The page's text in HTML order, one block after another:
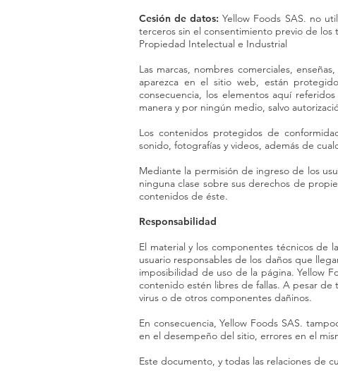
Cesión de datos: Yellow Foods SAS. no
terceros sin el consentimiento previo de los
Propiedad Intelectual e Industrial
Las marcas, nombres comerciales,
aparezca en el sitio web, están
consecuencia, los elementos aquí
manera y por ningún medio, salvo
Los contenidos protegidos de
sonido, fotografías y videos, además de
Mediante la permisión de ingreso de los
ninguna clase sobre sus derechos de
contenidos de éste.
Responsabilidad
El material y los componentes técnicos de
usuario responsables de los daños que
imposibilidad de uso de la página. Yellow
contenido estén libres de fallas. A pesar
virus o de otros componentes dañinos.
En consecuencia, Yellow Foods SAS.
en el desempeño del sitio, errores en el
Este documento, y todas las relaciones de